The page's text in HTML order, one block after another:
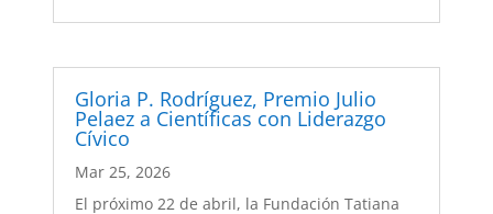
Gloria P. Rodríguez, Premio Julio
Pelaez a Científicas con Liderazgo
Cívico
Mar 25, 2026
El próximo 22 de abril, la Fundación Tatiana